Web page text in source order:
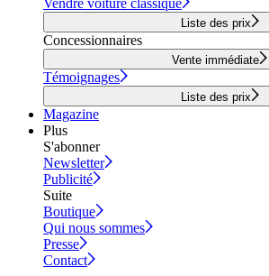
Vendre voiture classique
Liste des prix
Concessionnaires
Vente immédiate
Témoignages
Liste des prix
Magazine
Plus
S'abonner
Newsletter
Publicité
Suite
Boutique
Qui nous sommes
Presse
Contact